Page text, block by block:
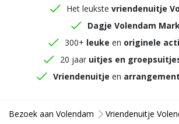
Het leukste vriendenuitje
Dagje Volendam
300+ leuke en originele
20 jaar uitjes en
Vriendenuitje en
Bezoek aan Volendam Vriendenuitje